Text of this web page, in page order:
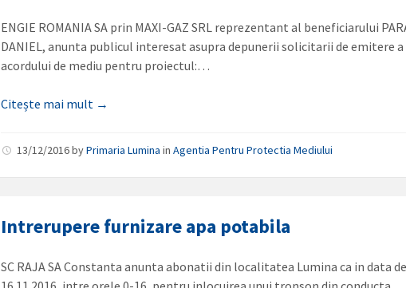
ENGIE ROMANIA SA prin MAXI-GAZ SRL reprezentant al beneficiarului
DANIEL, anunta publicul interesat asupra depunerii solicitarii de emitere a
acordului de mediu pentru proiectul:…
Citește mai mult →
13/12/2016byPrimaria Lumina inAgentia Pentru Protectia Mediului
Intrerupere furnizare apa potabila
SC RAJA SA Constanta anunta abonatii din localitatea Lumina ca in data de